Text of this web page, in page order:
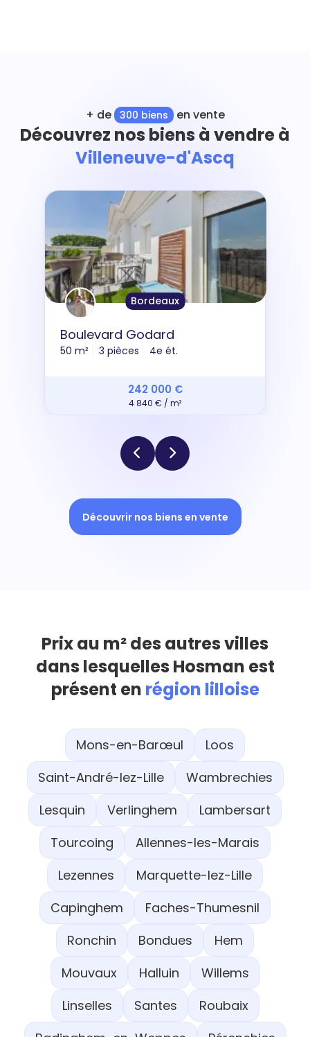
+ de 300 biens en vente
Découvrez nos biens à vendre à
Villeneuve-d'Ascq
Bordeaux
Boulevard Godard
50 m² 3 pièces 4e ét.
242 000 €
4 840 € / m²
Découvrir nos biens en vente
Prix au m² des autres villes
dans lesquelles Hosman est
présent en région lilloise
Mons-en-Barœul
Loos
Saint-André-lez-Lille
Wambrechies
Lesquin
Verlinghem
Lambersart
Tourcoing
Allennes-les-Marais
Lezennes
Marquette-lez-Lille
Capinghem
Faches-Thumesnil
Ronchin
Bondues
Hem
Mouvaux
Halluin
Willems
Linselles
Santes
Roubaix